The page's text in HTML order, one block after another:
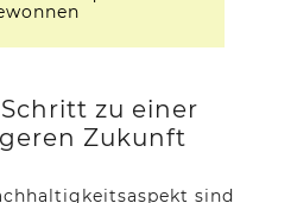
zu einer
Zukunft
sind